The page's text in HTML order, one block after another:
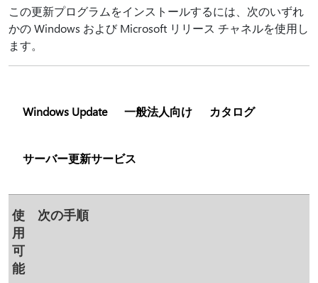
この更新プログラムをインストールするには、次のいずれ
かの Windows および Microsoft リリース チャネルを使用し
ます。
Windows Update 一般法人向け カタログ
サーバー更新サービス
使
用
可
能
次の手順